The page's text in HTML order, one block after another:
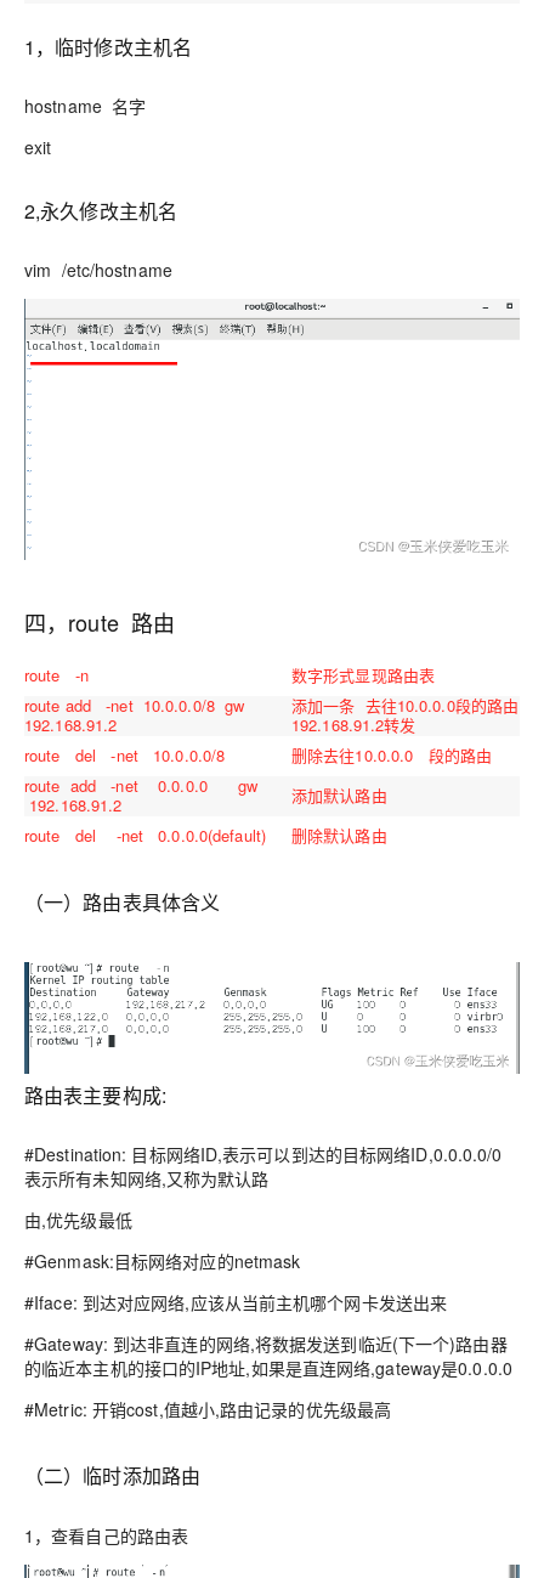
1，临时修改主机名
hostname 名字
exit
2,永久修改主机名
vim /etc/hostname
四，route 路由
route -n
数字形式显现路由表
route add -net 10.0.0.0/8 gw
192.168.91.2
添加一条 去往10.0.0.0段的路由，
192.168.91.2转发
route del -net 10.0.0.0/8
删除去往10.0.0.0 段的路由
route add -net 0.0.0.0 gw
192.168.91.2
添加默认路由
route del -net 0.0.0.0(default)
删除默认路由
（一）路由表具体含义
路由表主要构成:
#Destination: 目标网络ID,表示可以到达的目标网络ID,0.0.0.0/0
表示所有未知网络,又称为默认路
由,优先级最低
#Genmask:目标网络对应的netmask
#Iface: 到达对应网络,应该从当前主机哪个网卡发送出来
#Gateway: 到达非直连的网络,将数据发送到临近(下一个)路由器
的临近本主机的接口的IP地址,如果是直连网络,gateway是0.0.0.0
#Metric: 开销cost,值越小,路由记录的优先级最高
（二）临时添加路由
1，查看自己的路由表